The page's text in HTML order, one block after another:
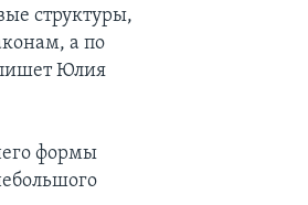
структуры,
а по
Юлия
формы